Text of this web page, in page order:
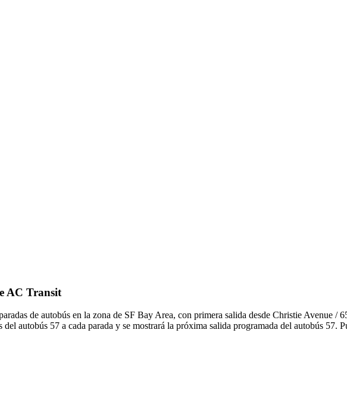
AC Transit
de autobús en la zona de SF Bay Area, con primera salida desde Christie Avenue /
autobús 57 a cada parada y se mostrará la próxima salida programada del autobús 57.